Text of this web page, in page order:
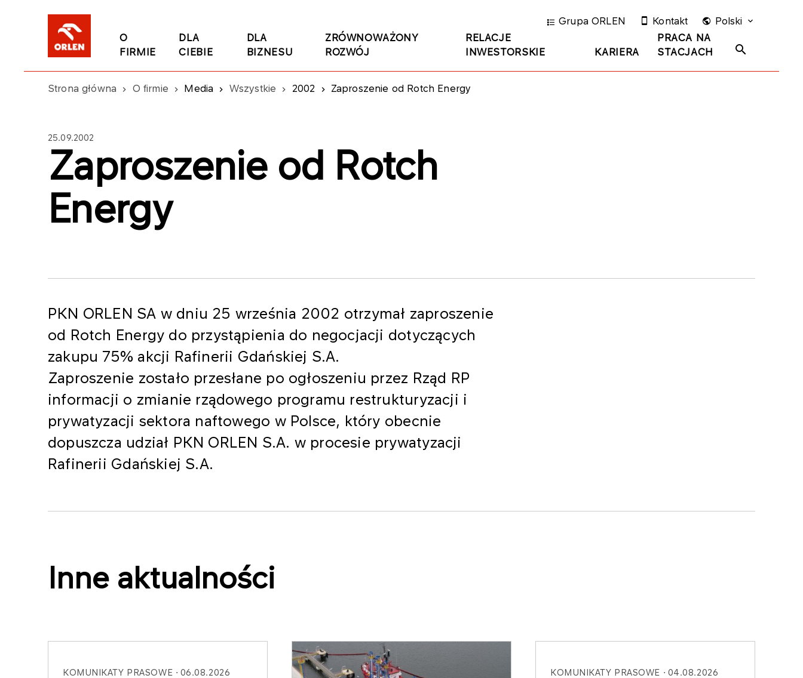
O
FIRMIE
DLA
CIEBIE
DLA
BIZNESU
ZRÓWNOWAŻONY
ROZWÓJ
RELACJE
INWESTORSKIE
KARIERA
PRACA NA
STACJACH
Grupa ORLEN Kontakt Polski
Strona główna O firmie Media Wszystkie 2002 Zaproszenie od Rotch Energy
25.09.2002
Zaproszenie od Rotch
Energy
PKN ORLEN SA w dniu 25 września 2002 otrzymał zaproszenie
od Rotch Energy do przystąpienia do negocjacji dotyczących
zakupu 75% akcji Rafinerii Gdańskiej S.A.
Zaproszenie zostało przesłane po ogłoszeniu przez Rząd RP
informacji o zmianie rządowego programu restrukturyzacji i
prywatyzacji sektora naftowego w Polsce, który obecnie
dopuszcza udział PKN ORLEN S.A. w procesie prywatyzacji
Rafinerii Gdańskiej S.A.
Inne aktualności
KOMUNIKATY PRASOWE 06.08.2026 KOMUNIKATY PRASOWE 04.08.2026